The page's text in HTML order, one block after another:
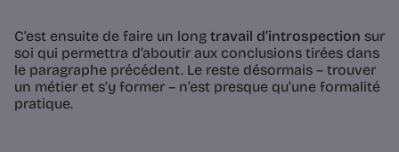
C’est ensuite de faire un long travail d’introspection sur
soi qui permettra d’aboutir aux conclusions tirées dans
le paragraphe précédent. Le reste désormais – trouver
un métier et s’y former – n’est presque qu’une formalité
pratique.